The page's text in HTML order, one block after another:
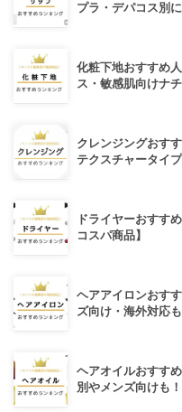
プラ・デパコス別に
化粧下地おすすめ
ス・敏感肌向けナ
クレンジングおす
テクスチャータイ
ドライヤーおすす
コスパ商品】
ヘアアイロンおす
ズ向け・海外対応
ヘアオイルおすす
別やメンズ向けも！